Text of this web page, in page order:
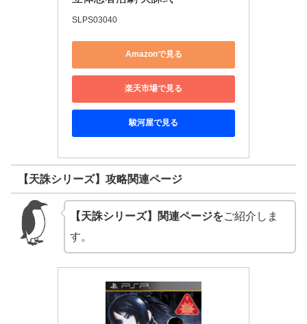
SLPS03040
Amazonで見る
楽天市場で見る
駿河屋で見る
【天誅シリーズ】攻略関連ページ
【天誅シリーズ】関連ページをご紹介しま
す。